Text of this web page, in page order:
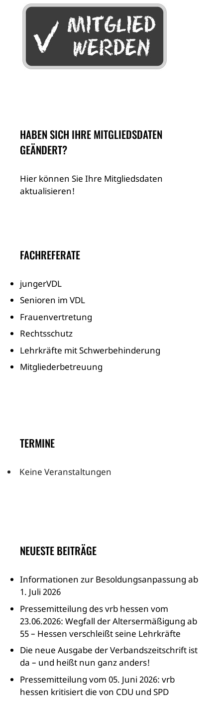
HABEN SICH IHRE MITGLIEDSDATEN
GEÄNDERT?
Hier können Sie Ihre Mitgliedsdaten
aktualisieren!
FACHREFERATE
jungerVDL
Senioren im VDL
Frauenvertretung
Rechtsschutz
Lehrkräfte mit Schwerbehinderung
Mitgliederbetreuung
TERMINE
Keine Veranstaltungen
NEUESTE BEITRÄGE
Informationen zur Besoldungsanpassung ab
1. Juli 2026
Pressemitteilung des vrb hessen vom
23.06.2026: Wegfall der Altersermäßigung ab
55 – Hessen verschleißt seine Lehrkräfte
Die neue Ausgabe der Verbandszeitschrift ist
da – und heißt nun ganz anders!
Pressemitteilung vom 05. Juni 2026: vrb
hessen kritisiert die von CDU und SPD